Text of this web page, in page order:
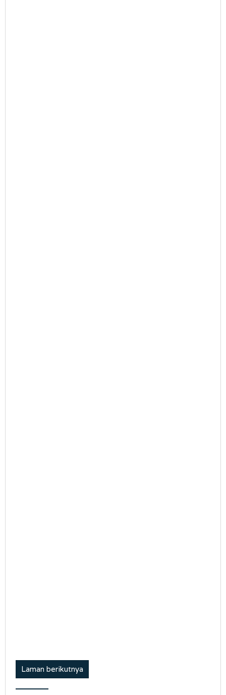
Laman berikutnya